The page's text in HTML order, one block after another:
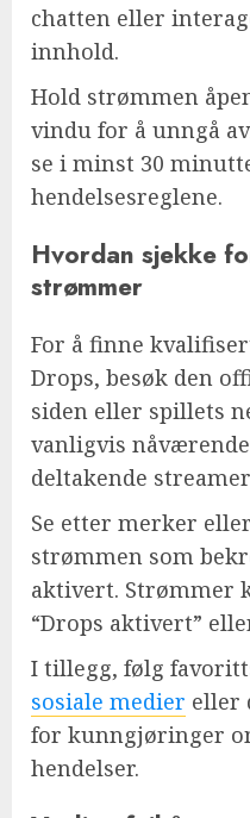
chatten eller
innhold.
Hold strømmen
vindu for å unngå
se i minst 30
hendelsesreglene.
Hvordan sjekke
strømmer
For å finne
Drops, besøk den
siden eller spillets
vanligvis
deltakende
Se etter merker
strømmen som
aktivert. Strømmer
“Drops aktivert”
I tillegg, følg
sosiale medier eller
for kunngjøringer
hendelser.